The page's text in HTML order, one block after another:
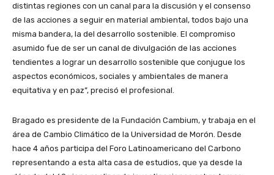
distintas regiones con un canal para la discusión y el consenso
de las acciones a seguir en material ambiental, todos bajo una
misma bandera, la del desarrollo sostenible. El compromiso
asumido fue de ser un canal de divulgación de las acciones
tendientes a lograr un desarrollo sostenible que conjugue los
aspectos económicos, sociales y ambientales de manera
equitativa y en paz”, precisó el profesional.
Bragado es presidente de la Fundación Cambium, y trabaja en el
área de Cambio Climático de la Universidad de Morón. Desde
hace 4 años participa del Foro Latinoamericano del Carbono
representando a esta alta casa de estudios, que ya desde la